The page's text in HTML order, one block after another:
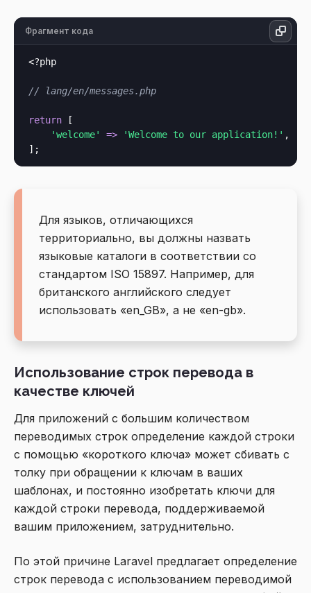
Фрагмент кода
<?php
// lang/en/messages.php
return [
'welcome'
=> 'Welcome to our application!' ,
Для языков, отличающихся
территориально, вы должны назвать
языковые каталоги в соответствии со
стандартом ISO 15897. Например, для
британского английского следует
использовать «en_GB», а не «en-gb».
Использование строк перевода в
качестве ключей
Для приложений с большим количеством
переводимых строк определение каждой строки
с помощью «короткого ключа» может сбивать с
толку при обращении к ключам в ваших
шаблонах, и постоянно изобретать ключи для
каждой строки перевода, поддерживаемой
вашим приложением, затруднительно.
По этой причине Laravel предлагает определение
строк перевода с использованием переводимой